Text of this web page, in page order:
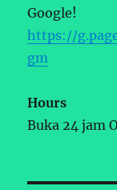
Google!
https://
gm
Hours
Buka 24 jam